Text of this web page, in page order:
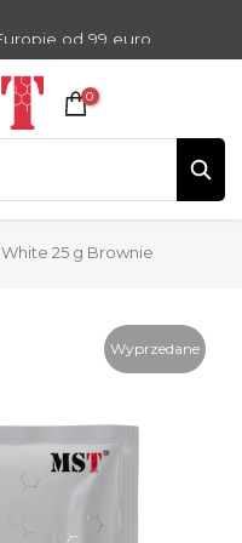
od 99 euro
0
25 g Brownie
Wyprzedane